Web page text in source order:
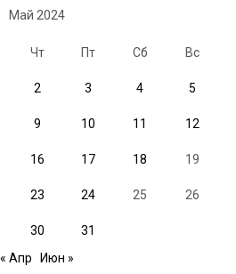
Май 2024
Чт Пт Сб Вс
2 3 4 5
9 10 11 12
16 17 18 19
23 24 25 26
30
31
« Апр
Июн »